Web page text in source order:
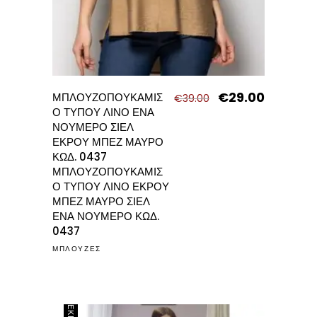
ΜΠΛΟΥΖΟΠΟΥΚΑΜΙΣ
Ο ΤΥΠΟΥ ΛΙΝΟ ΕΝΑ
ΝΟΥΜΕΡΟ ΣΙΕΛ
ΕΚΡΟΥ ΜΠΕΖ ΜΑΥΡΟ
ΚΩΔ. 0437
ΜΠΛΟΥΖΟΠΟΥΚΑΜΙΣ
Ο ΤΥΠΟΥ ΛΙΝΟ ΕΚΡΟΥ
ΜΠΕΖ ΜΑΥΡΟ ΣΙΕΛ
ΕΝΑ ΝΟΥΜΕΡΟ ΚΩΔ.
0437
€39.00
Original
€29.00Η
ΜΠΛΟΥΖΕΣ